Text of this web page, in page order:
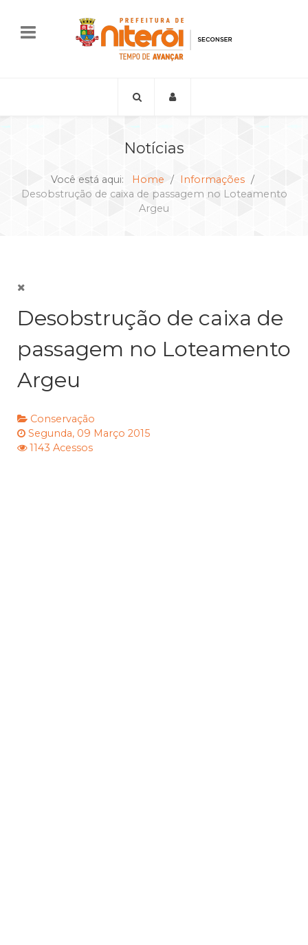
Notícias
Você está aqui: Home
Informações
Desobstrução de caixa de passagem no Loteamento
Argeu
Desobstrução de caixa de
passagem no Loteamento
Argeu
Conservação
Segunda, 09 Março 2015
1143 Acessos